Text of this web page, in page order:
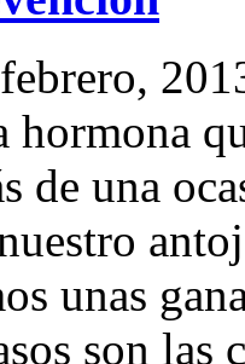
hormona
de una
unas
son las